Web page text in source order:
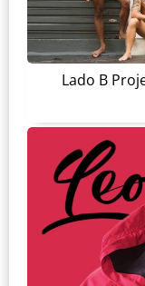
Lado B